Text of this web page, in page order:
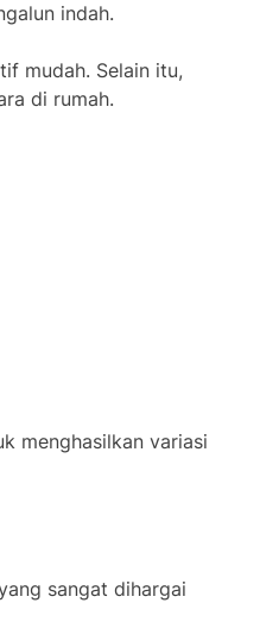
indah.
mudah. Selain itu,
di rumah.
menghasilkan variasi
sangat dihargai